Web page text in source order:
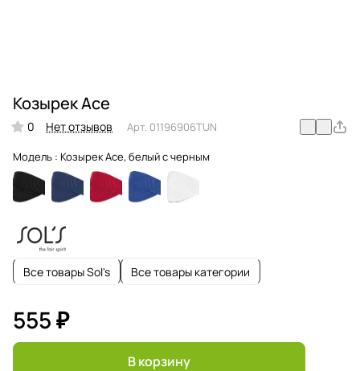
Козырек Ace
0 Нет отзывов Арт. 01196906TUN
Модель : Козырек Ace, белый с черным
Все товары Sol's Все товары категории
555 ₽
В корзину